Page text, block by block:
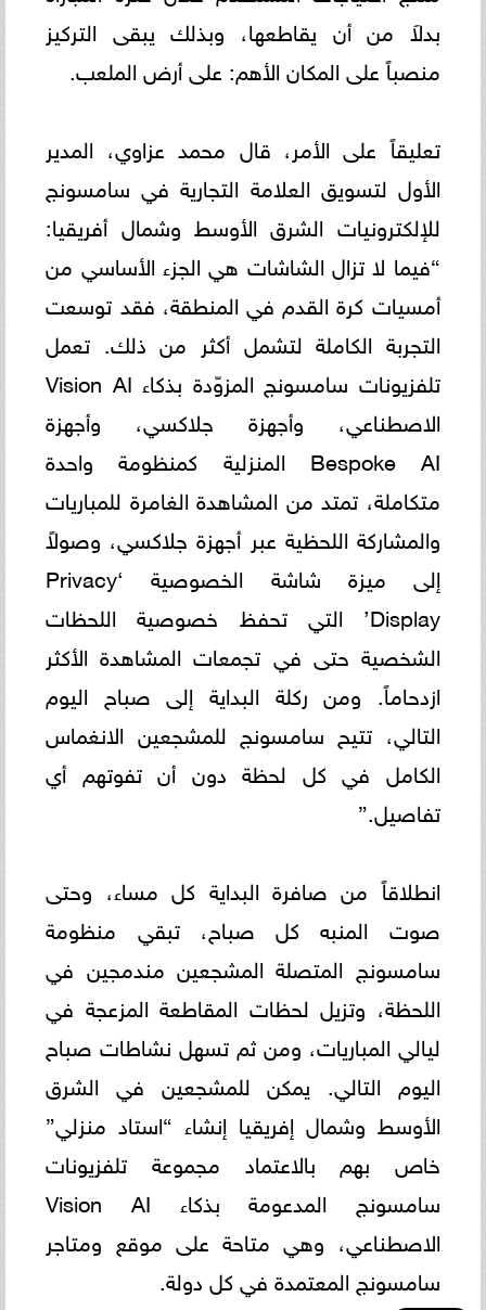
بدلاَ من أن يقاطعها، وبذلك يبقى التركيز
منصباً على المكان الأهم: على أرض الملعب.
تعليقاً على الأمر، قال محمد عزاوي، المدير
الأول لتسويق العلامة التجارية في سامسونج
للإلكترونيات الشرق الأوسط وشمال أفريقيا:
“فيما لا تزال الشاشات هي الجزء الأساسي من
أمسيات كرة القدم في المنطقة، فقد توسعت
التجربة الكاملة لتشمل أكثر من ذلك. تعمل
تلفزيونات سامسونج المزوّدة بذكاء Vision AI
الاصطناعي، وأجهزة جلاكسي، وأجهزة
Bespoke AI المنزلية كمنظومة واحدة
متكاملة، تمتد من المشاهدة الغامرة للمباريات
والمشاركة اللحظية عبر أجهزة جلاكسي، وصولاً
إلى ميزة شاشة الخصوصية ‘Privacy
Display’ التي تحفظ خصوصية اللحظات
الشخصية حتى في تجمعات المشاهدة الأكثر
ازدحاماً. ومن ركلة البداية إلى صباح اليوم
التالي، تتيح سامسونج للمشجعين الانغماس
الكامل في كل لحظة دون أن تفوتهم أي
تفاصيل.”
انطلاقاً من صافرة البداية كل مساء، وحتى
صوت المنبه كل صباح، تبقي منظومة
سامسونج المتصلة المشجعين مندمجين في
اللحظة، وتزيل لحظات المقاطعة المزعجة في
ليالي المباريات، ومن ثم تسهل نشاطات صباح
اليوم التالي. يمكن للمشجعين في الشرق
الأوسط وشمال إفريقيا إنشاء “استاد منزلي”
خاص بهم بالاعتماد مجموعة تلفزيونات
سامسونج المدعومة بذكاء Vision AI
الاصطناعي، وهي متاحة على موقع ومتاجر
سامسونج المعتمدة في كل دولة.